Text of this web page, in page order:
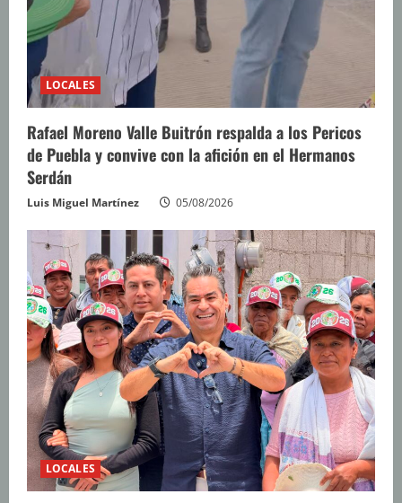
LOCALES
Rafael Moreno Valle Buitrón respalda a los Pericos
de Puebla y convive con la afición en el Hermanos
Serdán
Luis Miguel Martínez 05/08/2026
LOCALES